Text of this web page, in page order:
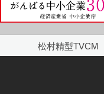
松村精型TVCM